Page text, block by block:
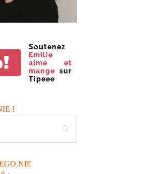
Soutenez
Emilie
aime et
mange sur
Tipeee
!
NIE